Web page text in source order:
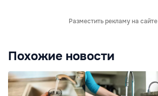
Разместить рекламу на сайте
Похожие новости